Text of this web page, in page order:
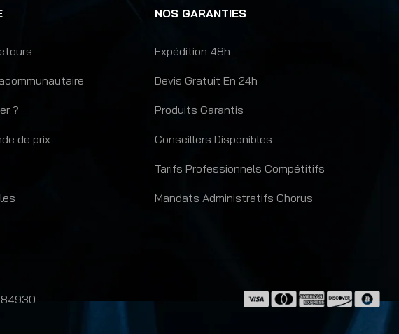
?
de prix
NOS GARANTIES
Expédition 48h
Devis Gratuit En 24h
Produits Garantis
Conseillers Disponibles
Tarifs Professionnels Compétitifs
Mandats Administratifs Chorus